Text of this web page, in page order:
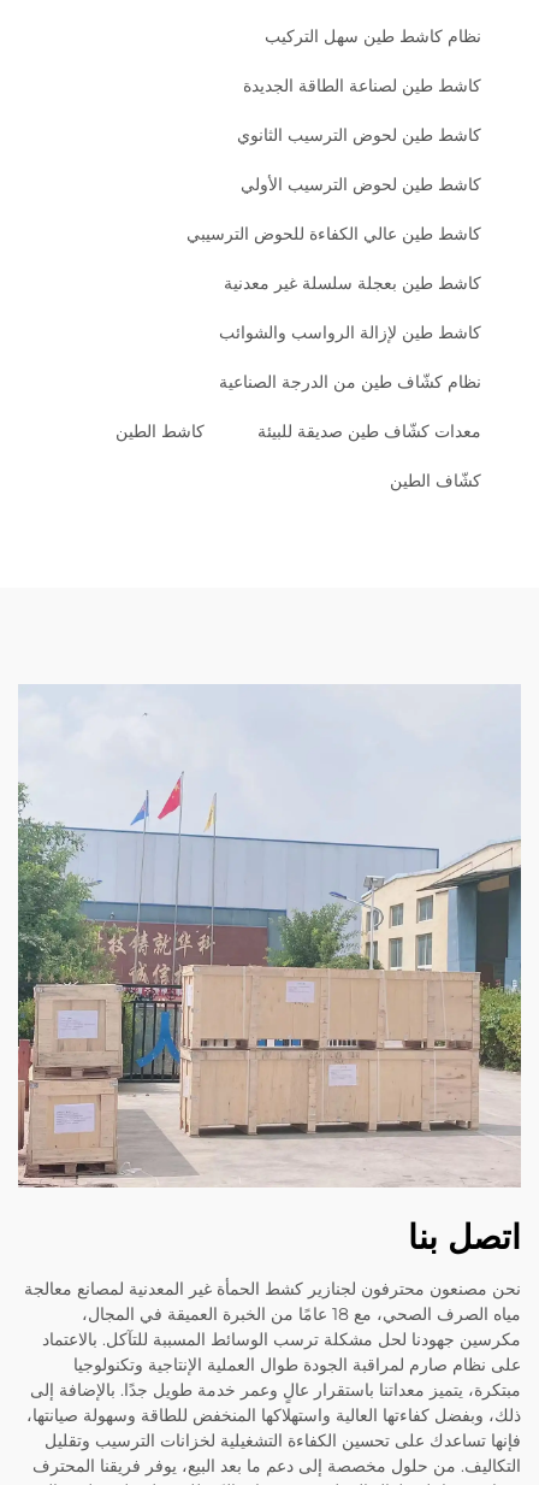
نظام كاشط طين سهل التركيب
كاشط طين لصناعة الطاقة الجديدة
كاشط طين لحوض الترسيب الثانوي
كاشط طين لحوض الترسيب الأولي
كاشط طين عالي الكفاءة للحوض الترسيبي
كاشط طين بعجلة سلسلة غير معدنية
كاشط طين لإزالة الرواسب والشوائب
نظام كشّاف طين من الدرجة الصناعية
معدات كشّاف طين صديقة للبيئة كاشط الطين
كشّاف الطين
اتصل بنا
نحن مصنعون محترفون لجنازير كشط الحمأة غير المعدنية لمصانع معالجة
مياه الصرف الصحي، مع 18 عامًا من الخبرة العميقة في المجال،
مكرسين جهودنا لحل مشكلة ترسب الوسائط المسببة للتآكل. بالاعتماد
على نظام صارم لمراقبة الجودة طوال العملية الإنتاجية وتكنولوجيا
مبتكرة، يتميز معداتنا باستقرار عالٍ وعمر خدمة طويل جدًا. بالإضافة إلى
ذلك، وبفضل كفاءتها العالية واستهلاكها المنخفض للطاقة وسهولة صيانتها،
فإنها تساعدك على تحسين الكفاءة التشغيلية لخزانات الترسيب وتقليل
التكاليف. من حلول مخصصة إلى دعم ما بعد البيع، يوفر فريقنا المحترف